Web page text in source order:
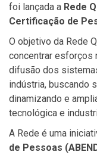
foi lançada a Rede
Certificação de
O objetivo da Rede
concentrar esforços
difusão dos
indústria, buscando
dinamizando e
tecnológica e
A Rede é uma
de Pessoas